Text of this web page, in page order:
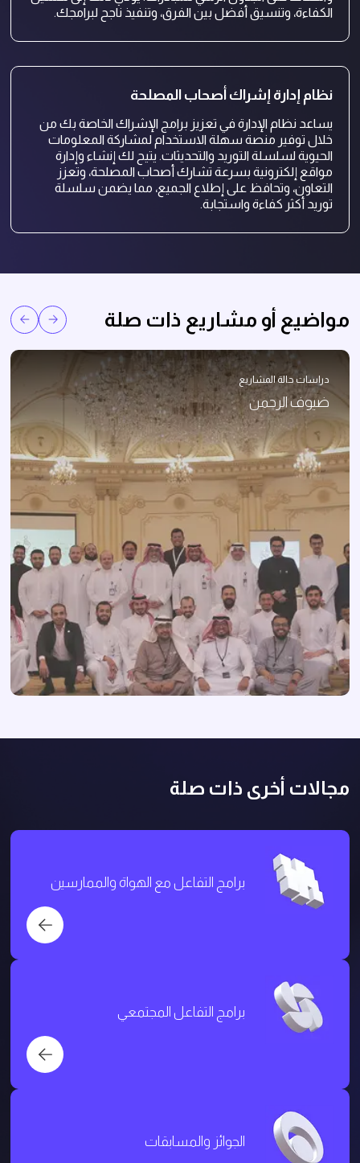
الكفاءة، وتنسيق أفضل بين الفرق، وتنفيذ ناجح لبرامجك.
نظام إدارة إشراك أصحاب المصلحة
يساعد نظام الإدارة في تعزيز برامج الإشراك الخاصة بك من
خلال توفير منصة سهلة الاستخدام لمشاركة المعلومات
الحيوية لسلسلة التوريد والتحديثات. يتيح لك إنشاء وإدارة
مواقع إلكترونية بسرعة تشارك أصحاب المصلحة، وتعزز
التعاون، وتحافظ على إطلاع الجميع، مما يضمن سلسلة
توريد أكثر كفاءة واستجابة.
مواضيع أو مشاريع ذات صلة
دراسات حالة المشاريع
مسابقة التراث الصناعي
مجالات أخرى ذات صلة
برامج التفاعل مع الهواة والممارسين
برامج التفاعل المجتمعي
الجوائز والمسابقات